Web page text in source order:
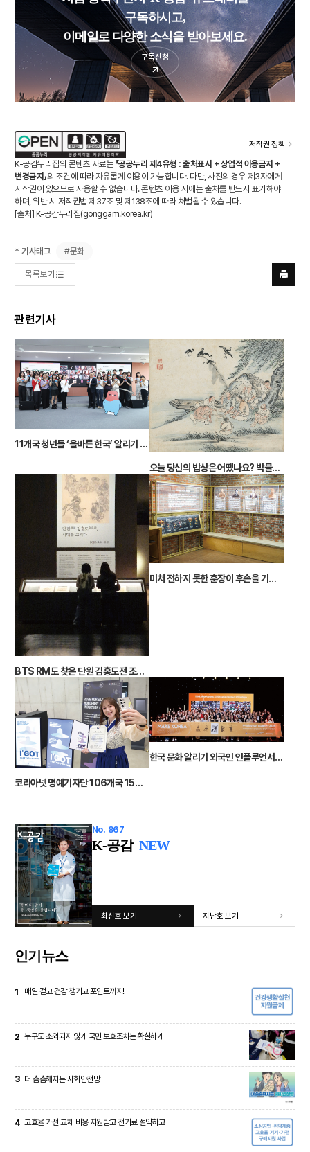
구독하시고,
이메일로 다양한 소식을 받아보세요.
구독신청
저작권 정책
K-공감누리집의 콘텐츠 자료는 「공공누리 제4유형 : 출처표시 + 상업적 이용금지 +
변경금지」의 조건에 따라 자유롭게 이용이 가능합니다. 다만, 사진의 경우 제3자에게
저작권이 있으므로 사용할 수 없습니다. 콘텐츠 이용 시에는 출처를 반드시 표기해야
하며, 위반 시 저작권법 제37조 및 제138조에 따라 처벌될 수 있습니다.
[출처] K-공감누리집(gonggam.korea.kr)
* 기사태그 #문화
목록보기
프린트
하기
관련기사
11개국 청년들 ‘올바른 한국’ 알리기 나섰다
오늘 당신의 밥상은 어땠나요? 박물관에 차려진 ‘우리들의 밥상’
BTS RM도 찾은 단원 김홍도전 조선이 살아 움직인다
미처 전하지 못한 훈장이 후손을 기다립니다
코리아넷 명예기자단 106개국 1543명 세계에 한국 알린다
한국 문화 알리기 외국인 인플루언서가 뛴다
No. 867
K-공감 NEW
최신호 보기 지난호 보기
인기뉴스
1 매일 걷고 건강 챙기고 포인트까지!
2 누구도 소외되지 않게 국민 보호조치는 확실하게
3 더 촘촘해지는 사회안전망
4 고효율 가전 교체 비용 지원받고 전기료 절약하고